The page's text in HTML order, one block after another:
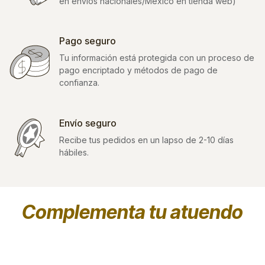
Pago seguro
Tu información está protegida con un proceso de
pago encriptado y métodos de pago de
confianza.
Envío seguro
Recibe tus pedidos en un lapso de 2-10 días
hábiles.
Complementa tu atuendo